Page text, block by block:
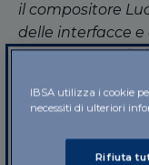
il compositore
delle interfacce
sue opere:Outis
possibilità di
risultati della
IBSA utilizza i cookie
necessiti di ulteriori
Rifiuta